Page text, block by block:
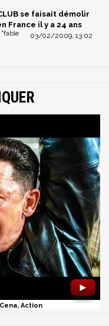
se faisait démolir
France il y a 24 ans
03/02/2009, 13:02
"fable
►
Action